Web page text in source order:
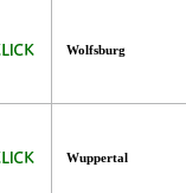
Wolfsburg
Wuppertal